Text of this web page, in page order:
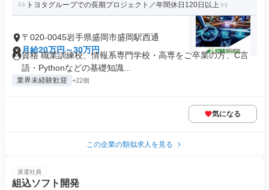
トヨタグループでの長期プロジェクト／年間休日120日以上
〒020-0045岩手県盛岡市盛岡駅西通
月給20万円～30万円
資格 職業訓練校、情報系専門学校・高専をご卒業の方、C言
語・Pythonなどの基礎知識...
業界未経験歓迎 +22個
気になる
この企業の類似求人を見る
派遣社員
組込ソフト開発